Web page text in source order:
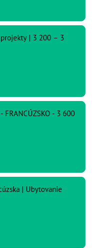
| 3 200 – 3
FRANCÚZSKO - 3 600
| Ubytovanie